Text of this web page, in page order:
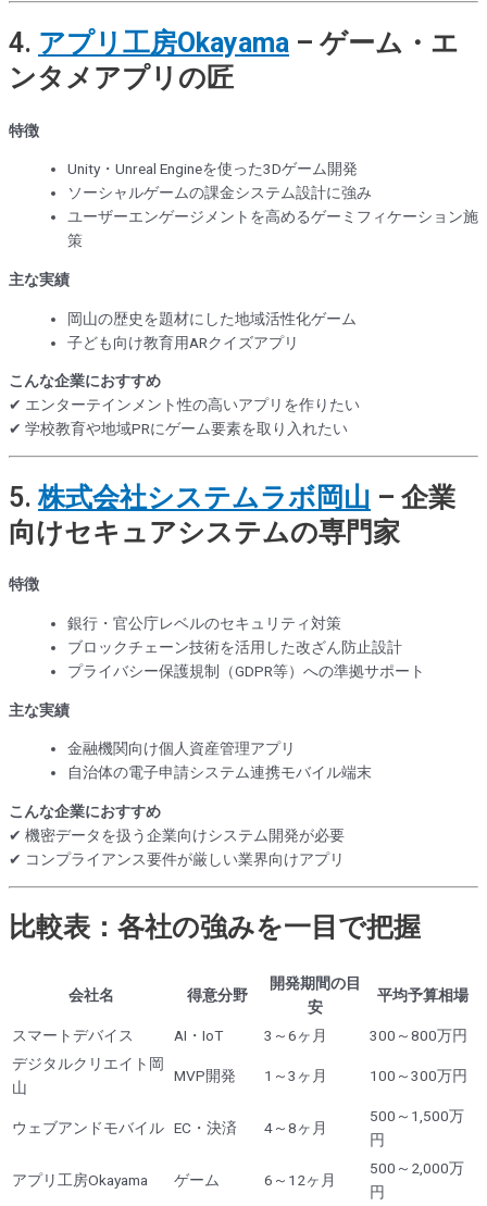
4. アプリ工房Okayama – ゲーム・エ
ンタメアプリの匠
特徴
Unity・Unreal Engineを使った3Dゲーム開発
ソーシャルゲームの課金システム設計に強み
ユーザーエンゲージメントを高めるゲーミフィケーション施
策
主な実績
岡山の歴史を題材にした地域活性化ゲーム
子ども向け教育用ARクイズアプリ
こんな企業におすすめ
✔ エンターテインメント性の高いアプリを作りたい
✔ 学校教育や地域PRにゲーム要素を取り入れたい
5.株式会社システムラボ岡山 – 企業
向けセキュアシステムの専門家
特徴
銀行・官公庁レベルのセキュリティ対策
ブロックチェーン技術を活用した改ざん防止設計
プライバシー保護規制（GDPR等）への準拠サポート
主な実績
金融機関向け個人資産管理アプリ
自治体の電子申請システム連携モバイル端末
こんな企業におすすめ
✔ 機密データを扱う企業向けシステム開発が必要
✔ コンプライアンス要件が厳しい業界向けアプリ
比較表：各社の強みを一目で把握
会社名 得意分野
開発期間の目
安
平均予算相場
スマートデバイス AI・IoT 3～6ヶ月
300～800万円
デジタルクリエイト岡
山
MVP開発 1～3ヶ月 100～300万円
ウェブアンドモバイル EC・決済 4～8ヶ月
500～1,500万
円
アプリ工房Okayama ゲーム 6～12ヶ月
500～2,000万
円